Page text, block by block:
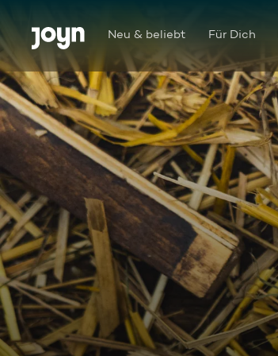
Zum Inhalt springen
Barrierefrei Neu & beliebt Für Dich